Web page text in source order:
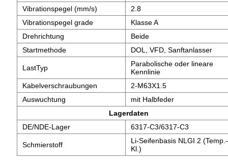
Vibrationspegel (mm/s)
2.8
Vibrationspegel grade
Klasse A
Drehrichtung
Beide
Startmethode
DOL, VFD, Sanftanlasser
LastTyp
Parabolische oder lineare
Kennlinie
Kabelverschraubungen
2-M63X1.5
Auswuchtung
mit Halbfeder
Lagerdaten
DE/NDE-Lager
6317-C3/6317-C3
Schmierstoff
Li-Seifenbasis NLGI 2 (Temp.-
Kl.)